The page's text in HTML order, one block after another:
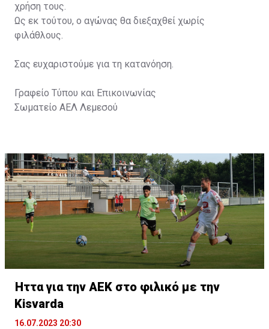
χρήση τους.
Ως εκ τούτου, ο αγώνας θα διεξαχθεί χωρίς
φιλάθλους.
Σας ευχαριστούμε για τη κατανόηση.
Γραφείο Τύπου και Επικοινωνίας
Σωματείο ΑΕΛ Λεμεσού
Ήττα για την ΑΕΚ στο φιλικό με την
Kisvarda
16.07.2023 20:30